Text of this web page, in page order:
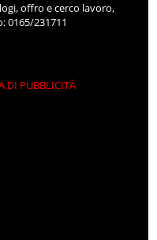
offro e cerco lavoro,
0165/231711
DI PUBBLICITÀ